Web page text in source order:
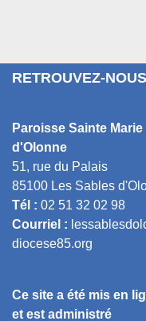
RETROUVEZ-NOUS
Paroisse Sainte
d'Olonne
51, rue du Palais
85100 Les Sables
Tél : 02 51 32 02 98
Courriel :
diocese85.org
Ce site a été mis en
et est administré